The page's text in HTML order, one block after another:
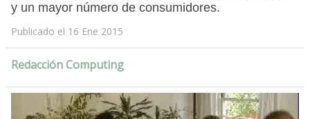
y un mayor número de consumidores.
Publicado el 16 Ene 2015
Redacción Computing